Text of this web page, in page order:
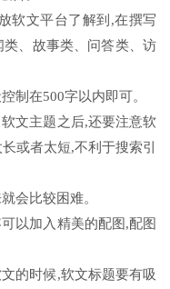
软文平台了解到,在撰写
、故事类、问答类、访
制在500字以内即可。
文主题之后,还要注意软
或者太短,不利于搜索引
会比较困难。
以加入精美的配图,配图
的时候,软文标题要有吸